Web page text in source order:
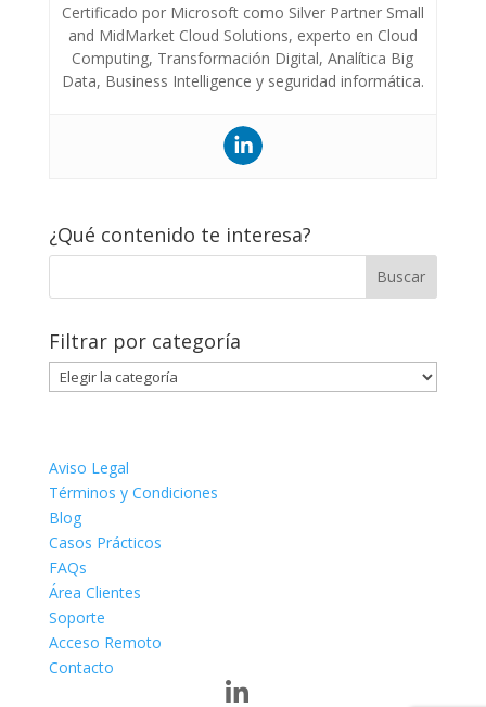
Certificado por Microsoft como Silver Partner Small
and MidMarket Cloud Solutions, experto en Cloud
Computing, Transformación Digital, Analítica Big
Data, Business Intelligence y seguridad informática.
¿Qué contenido te interesa?
Filtrar por categoría
Filtrar
por
Aviso Legal
Términos y Condiciones
Blog
Casos Prácticos
FAQs
Área Clientes
Soporte
Acceso Remoto
Contacto